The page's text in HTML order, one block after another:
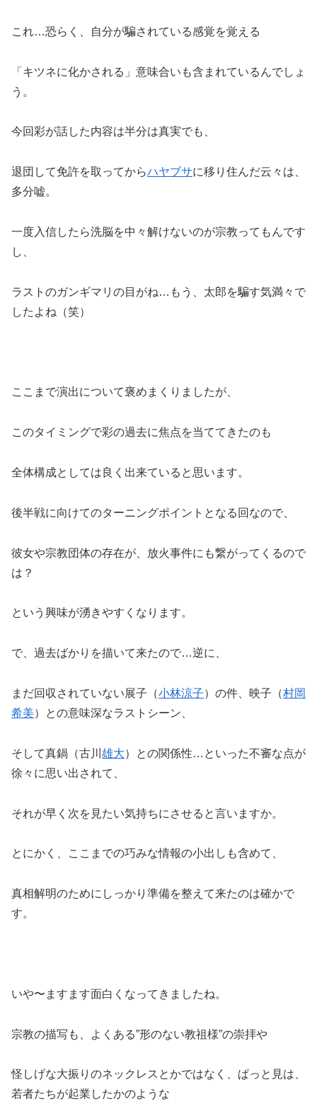
これ…恐らく、自分が騙されている感覚を覚える
「キツネに化かされる」意味合いも含まれているんでしょ
う。
今回彩が話した内容は半分は真実でも、
退団して免許を取ってからハヤブサに移り住んだ云々は、
多分嘘。
一度入信したら洗脳を中々解けないのが宗教ってもんです
し、
ラストのガンギマリの目がね…もう、太郎を騙す気満々で
したよね（笑）
ここまで演出について褒めまくりましたが、
このタイミングで彩の過去に焦点を当ててきたのも
全体構成としては良く出来ていると思います。
後半戦に向けてのターニングポイントとなる回なので、
彼女や宗教団体の存在が、放火事件にも繋がってくるので
は？
という興味が湧きやすくなります。
で、過去ばかりを描いて来たので…逆に、
まだ回収されていない展子（小林涼子）の件、映子（村岡
希美）との意味深なラストシーン、
そして真鍋（古川 雄大）との関係性…といった不審な点が
徐々に思い出されて、
それが早く次を見たい気持ちにさせると言いますか。
とにかく、ここまでの巧みな情報の小出しも含めて、
真相解明のためにしっかり準備を整えて来たのは確かで
す。
いや〜ますます面白くなってきましたね。
宗教の描写も、よくある”形のない教祖様”の崇拝や
怪しげな大振りのネックレスとかではなく、ぱっと見は、
若者たちが起業したかのような